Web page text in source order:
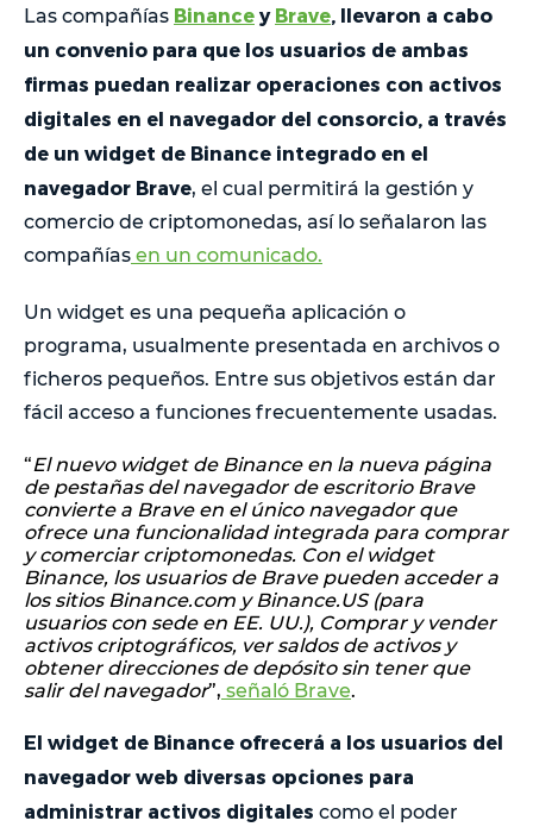
Las compañías Binance y Brave , llevaron a cabo
un convenio para que los usuarios de ambas
firmas puedan realizar operaciones con activos
digitales en el navegador del consorcio, a través
de un widget de Binance integrado en el
navegador Brave, el cual permitirá la gestión y
comercio de criptomonedas, así lo señalaron las
compañías en un comunicado.
Un widget es una pequeña aplicación o
programa, usualmente presentada en archivos o
ficheros pequeños. Entre sus objetivos están dar
fácil acceso a funciones frecuentemente usadas.
“El nuevo widget de Binance en la nueva página
de pestañas del navegador de escritorio Brave
convierte a Brave en el único navegador que
ofrece una funcionalidad integrada para comprar
y comerciar criptomonedas. Con el widget
Binance, los usuarios de Brave pueden acceder a
los sitios Binance.com y Binance.US (para
usuarios con sede en EE. UU.), Comprar y vender
activos criptográficos, ver saldos de activos y
obtener direcciones de depósito sin tener que
salir del navegador”, señaló Brave.
El widget de Binance ofrecerá a los usuarios del
navegador web diversas opciones para
administrar activos digitales como el poder